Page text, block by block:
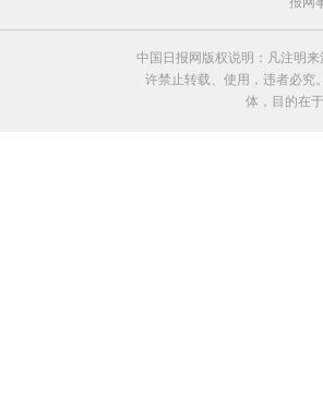
中国日报网版权说明：凡注明
许禁止转载、使用，违者必究
体，目的在